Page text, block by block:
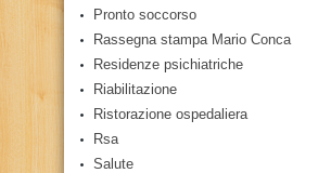
Pronto soccorso
Rassegna stampa Mario Conca
Residenze psichiatriche
Riabilitazione
Ristorazione ospedaliera
Rsa
Salute